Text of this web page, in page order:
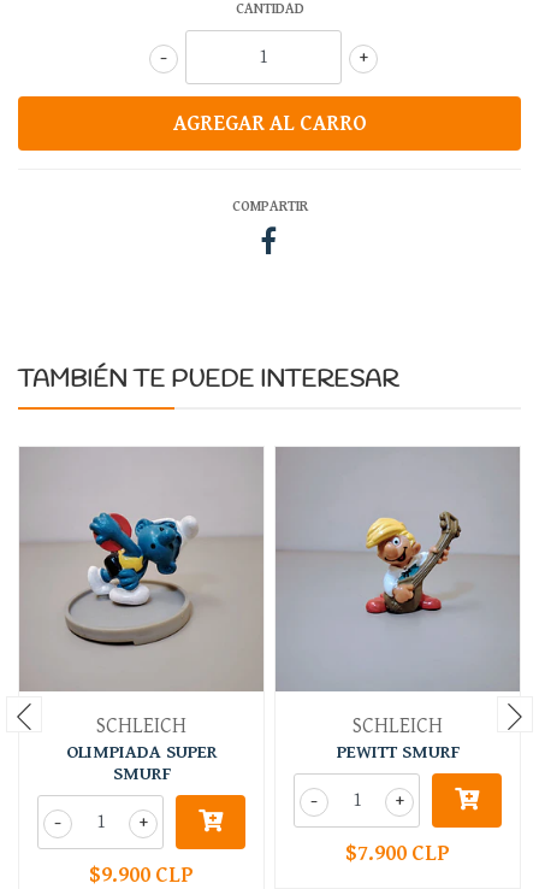
CANTIDAD
+
-
COMPARTIR
TAMBIÉN TE PUEDE INTERESAR
SCHLEICH
OLIMPIADA SUPER
SMURF
+
-
$9.900 CLP
SCHLEICH
PEWITT SMURF
+
-
$7.900 CLP